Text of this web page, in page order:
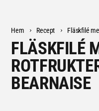
FLÄSKFILÉ
BEARNAISE
Hem Recept Fläskfilé